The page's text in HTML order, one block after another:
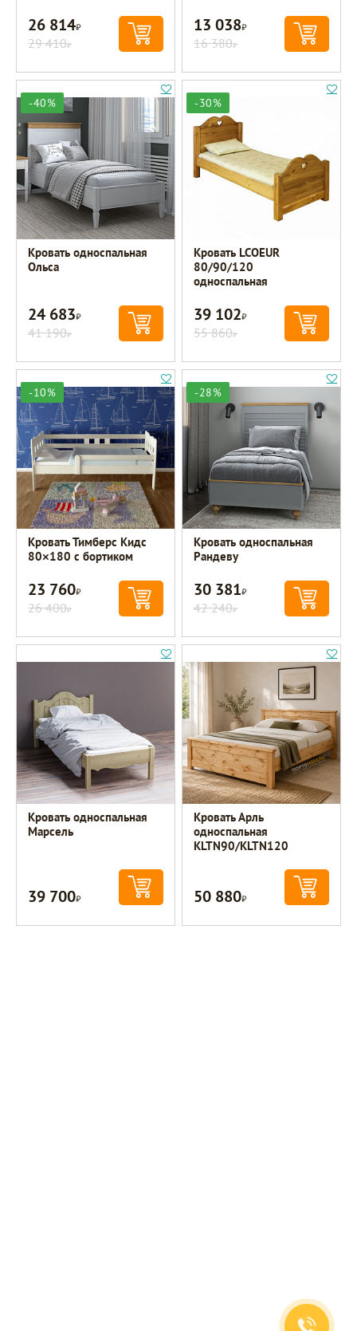
26 814Р
29 410Р
13 038Р
16 380Р
-40%
Кровать односпальная
Ольса
24 683Р
41 190Р
-30%
Кровать LCOEUR
80/90/120
односпальная
39 102Р
55 860Р
-10%
Кровать Тимберс Кидс
80×180 с бортиком
23 760Р
26 400Р
-28%
Кровать односпальная
Рандеву
30 381Р
42 240Р
Кровать односпальная
Марсель
39 700Р
Кровать Арль
односпальная
KLTN90/KLTN120
50 880Р